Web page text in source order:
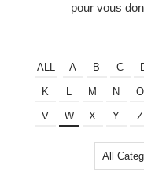
pour vous
ALL A B C
K L M N O
V W X Y Z